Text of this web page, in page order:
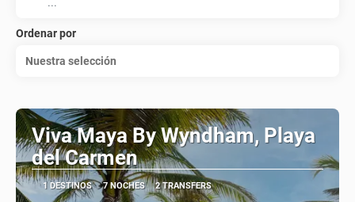
Ordenar por
Nuestra selección
Viva Maya By Wyndham, Playa
del Carmen
1 DESTINOS 7 NOCHES 2 TRANSFERS